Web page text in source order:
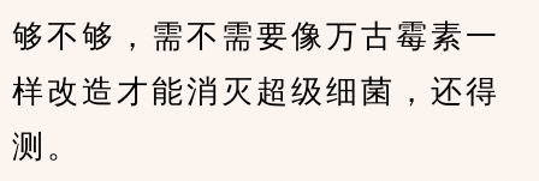
够不够，需不需要像万古霉素一
样改造才能消灭超级细菌，还得
测。